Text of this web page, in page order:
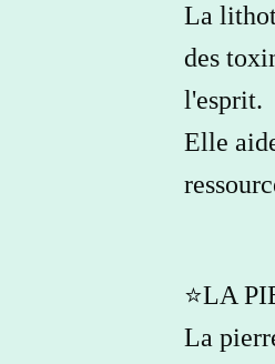
La
des
l'esprit.
Elle
⭐️LA
La